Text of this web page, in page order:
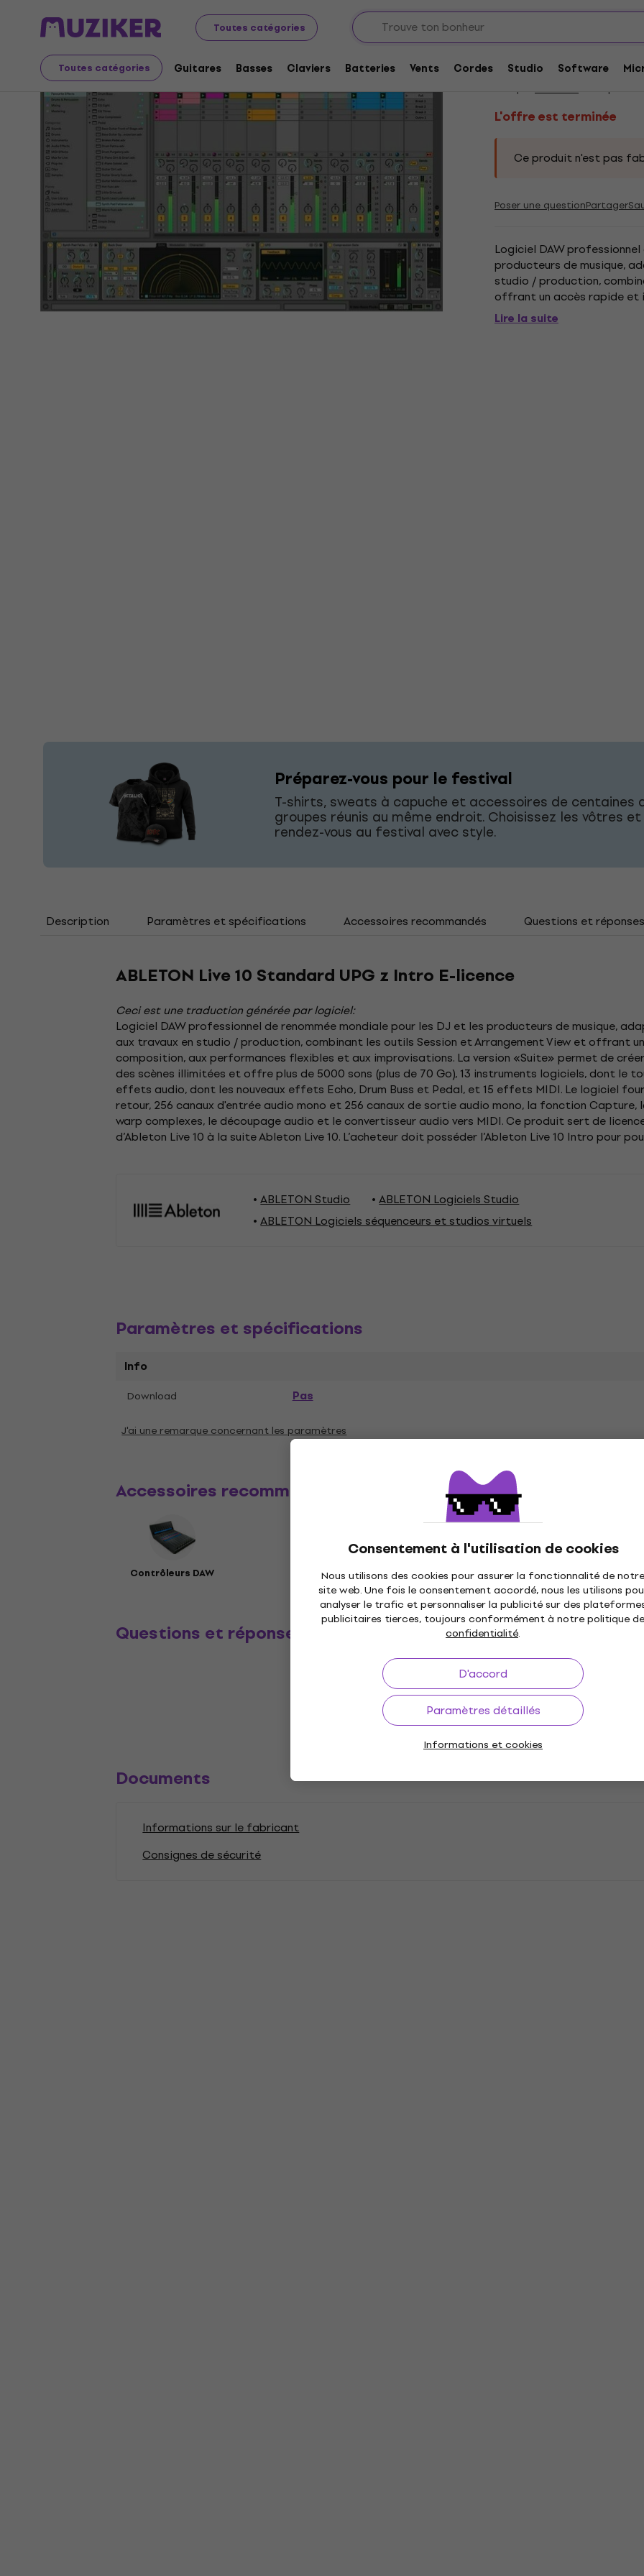
Toutes catégories
Toutes catégories Guitares Basses Claviers Batteries Vents Cordes Studio Software
Consentement à l'utilisation de cookies
Nous utilisons des cookies pour assurer la fonctionnalité de notre
site web. Une fois le consentement accordé, nous les utilisons
analyser le trafic et personnaliser la publicité sur des
publicitaires tierces, toujours conformément à notre politique de
confidentialité.
D'accord
Paramètres détaillés
Informations et cookies
Instruments de musique Studio Logiciels Studio Logiciels séquenceurs et studios virtuels
L'offre est terminée
L'offre est terminée
ABLETON Live 10
Marque: Code
L'offre est terminée
Ce produit n'est pas
Poser une questionPartager
Logiciel DAW
producteurs de musique,
studio / production,
offrant un accès rapide et
et aux improvisations. La
Lire la suite
Préparez-vous pour le festival
T-shirts, sweats à capuche et accessoires de centaines
groupes réunis au même endroit. Choisissez les vôtres et
rendez-vous au festival avec style.
Description Paramètres et spécifications Accessoires recommandés Questions et réponses
ABLETON Live 10 Standard UPG z Intro E-licence
Ceci est une traduction générée par logiciel:
Logiciel DAW professionnel de renommée mondiale pour les DJ et les producteurs de musique,
aux travaux en studio / production, combinant les outils Session et Arrangement View et offrant
composition, aux performances flexibles et aux improvisations. La version «Suite» permet de
des scènes illimitées et offre plus de 5000 sons (plus de 70 Go), 13 instruments logiciels, dont le
effets audio, dont les nouveaux effets Echo, Drum Buss et Pedal, et 15 effets MIDI. Le logiciel
retour, 256 canaux d'entrée audio mono et 256 canaux de sortie audio mono, la fonction
warp complexes, le découpage audio et le convertisseur audio vers MIDI. Ce produit sert de
d’Ableton Live 10 à la suite Ableton Live 10. L’acheteur doit posséder l’Ableton Live 10 Intro pour
ABLETON Studio
ABLETON Logiciels Studio
ABLETON Logiciels séquenceurs et studios virtuels
Paramètres et spécifications
Info
Download Pas
J'ai une remarque concernant les paramètres
Accessoires recommandés
Contrôleurs DAW
Questions et réponses
Documents
Informations sur le fabricant
Consignes de sécurité